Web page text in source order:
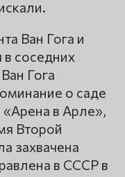
Ван Гога и
в соседних
Гога
о саде
в Арле»,
Второй
захвачена
в СССР в